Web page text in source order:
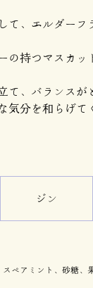
て、エルダーフ
の持つマスカッ
、バランスが
気分を和らげて
ジン
ペアミント、砂糖、